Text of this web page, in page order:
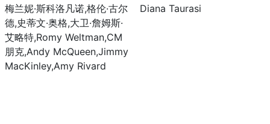
梅兰妮·斯科洛凡诺,格伦·古尔
德,史蒂文·奥格,大卫·詹姆斯·
艾略特,Romy Weltman,CM
朋克,Andy McQueen,Jimmy
MacKinley,Amy Rivard
Diana Taurasi